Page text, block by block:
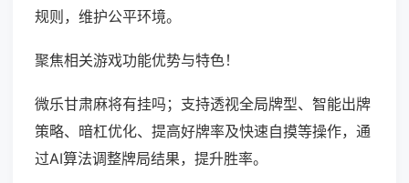
规则，维护公平环境。
聚焦相关游戏功能优势与特色！
微乐甘肃麻将有挂吗；支持透视全局牌型、智能出牌
策略、暗杠优化、提高好牌率及快速自摸等操作，通
过AI算法调整牌局结果，提升胜率。